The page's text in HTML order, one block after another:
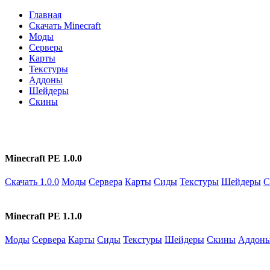
Главная
Скачать Minecraft
Моды
Сервера
Карты
Текстуры
Аддоны
Шейдеры
Скины
Minecraft PE 1.0.0
Скачать 1.0.0 Моды Сервера Карты Сиды Текстуры Шейдеры
Minecraft PE 1.1.0
Моды Сервера Карты Сиды Текстуры Шейдеры Скины